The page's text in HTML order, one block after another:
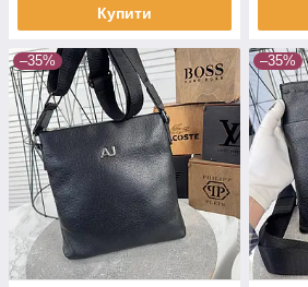
Купити
–35% –35%